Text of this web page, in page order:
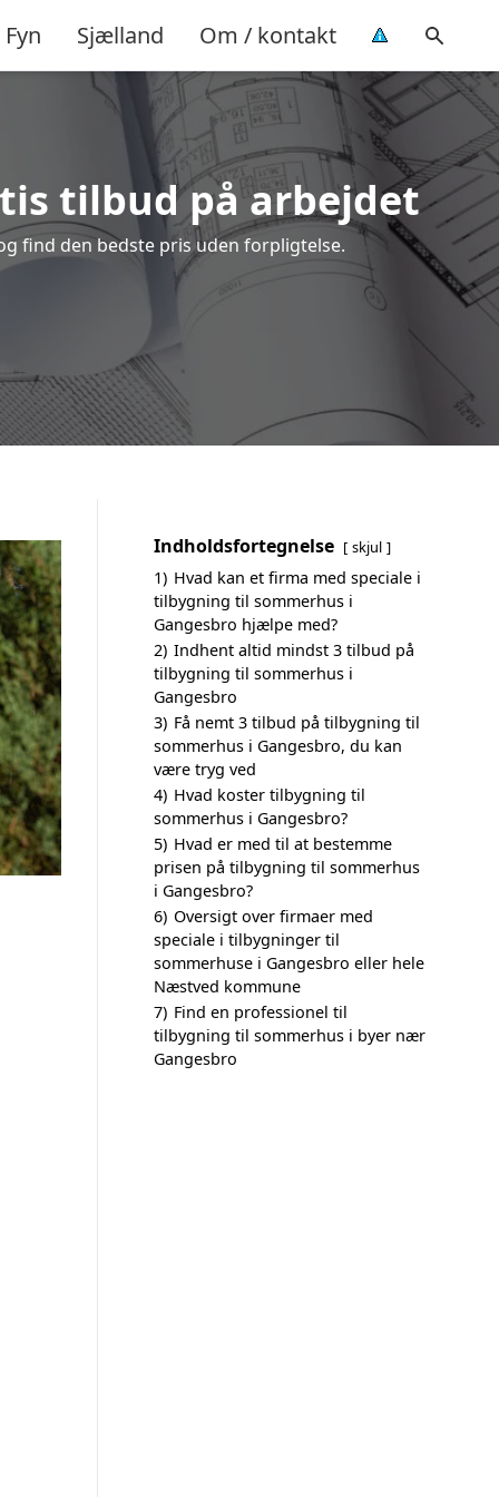
Fyn Sjælland Om / kontakt
tilbud på arbejdet
find den bedste pris uden forpligtelse.
Indholdsfortegnelse skjul
1) Hvad kan et firma med speciale i
tilbygning til sommerhus i
Gangesbro hjælpe med?
2) Indhent altid mindst 3 tilbud på
tilbygning til sommerhus i
Gangesbro
3) Få nemt 3 tilbud på tilbygning til
sommerhus i Gangesbro, du kan
være tryg ved
4) Hvad koster tilbygning til
sommerhus i Gangesbro?
5) Hvad er med til at bestemme
prisen på tilbygning til sommerhus
i Gangesbro?
6) Oversigt over firmaer med
speciale i tilbygninger til
sommerhuse i Gangesbro eller hele
Næstved kommune
7) Find en professionel til
tilbygning til sommerhus i byer nær
Gangesbro